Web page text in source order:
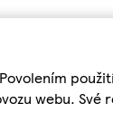
webu. Své